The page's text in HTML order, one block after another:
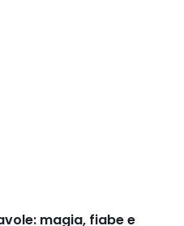
magia, fiabe e